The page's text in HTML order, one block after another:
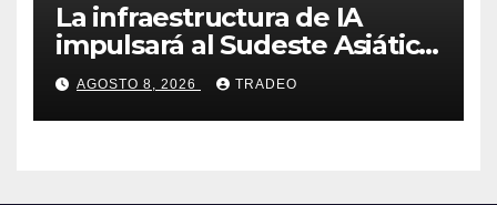
La infraestructura de IA
impulsará al Sudeste Asiático,
destaca United Overseas
Bank
AGOSTO 8, 2026 TRADEO